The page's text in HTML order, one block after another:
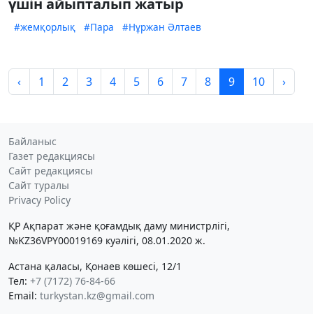
үшін айыпталып жатыр
#жемқорлық #Пара #Нұржан Әлтаев
‹ 1 2 3 4 5 6 7 8 9 10 ›
Байланыс
Газет редакциясы
Сайт редакциясы
Сайт туралы
Privacy Policy
ҚР Ақпарат және қоғамдық даму министрлігі,
№KZ36VPY00019169 куәлігі, 08.01.2020 ж.
Астана қаласы, Қонаев көшесі, 12/1
Тел: +7 (7172) 76-84-66
Email: turkystan.kz@gmail.com